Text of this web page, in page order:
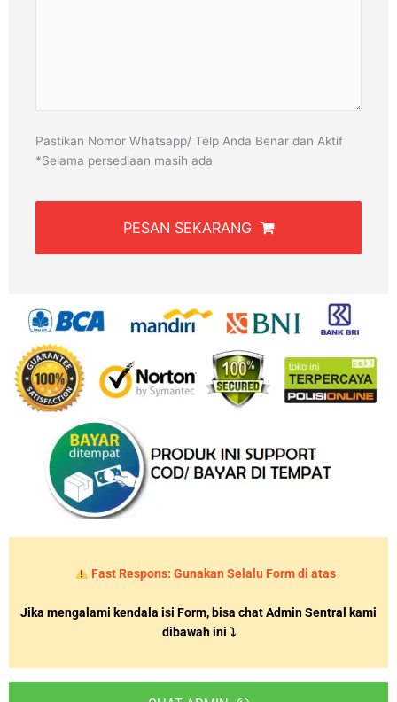
Pastikan Nomor Whatsapp/ Telp Anda Benar dan Aktif
*Selama persediaan masih ada
PESAN SEKARANG
Fast Respons: Gunakan Selalu Form di atas
Jika mengalami kendala isi Form, bisa chat Admin Sentral kami
dibawah ini ⤵